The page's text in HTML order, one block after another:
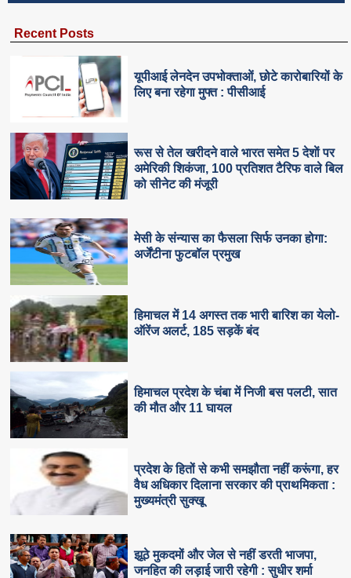
Recent Posts
यूपीआई लेनदेन उपभोक्ताओं, छोटे कारोबारियों के
लिए बना रहेगा मुफ्त : पीसीआई
रूस से तेल खरीदने वाले भारत समेत 5 देशाें पर
अमेरिकी शिकंजा, 100 प्रतिशत टैरिफ वाले बिल
को सीनेट की मंजूरी
मेसी के संन्यास का फैसला सिर्फ उनका होगा:
अर्जेंटीना फुटबॉल प्रमुख
हिमाचल में 14 अगस्त तक भारी बारिश का येलो-
ऑरेंज अलर्ट, 185 सड़कें बंद
हिमाचल प्रदेश के चंबा में निजी बस पलटी, सात
की मौत और 11 घायल
प्रदेश के हितों से कभी समझौता नहीं करूंगा, हर
वैध अधिकार दिलाना सरकार की प्राथमिकता :
मुख्यमंत्री सुक्खू
झूठे मुकदमों और जेल से नहीं डरती भाजपा,
जनहित की लड़ाई जारी रहेगी : सुधीर शर्मा